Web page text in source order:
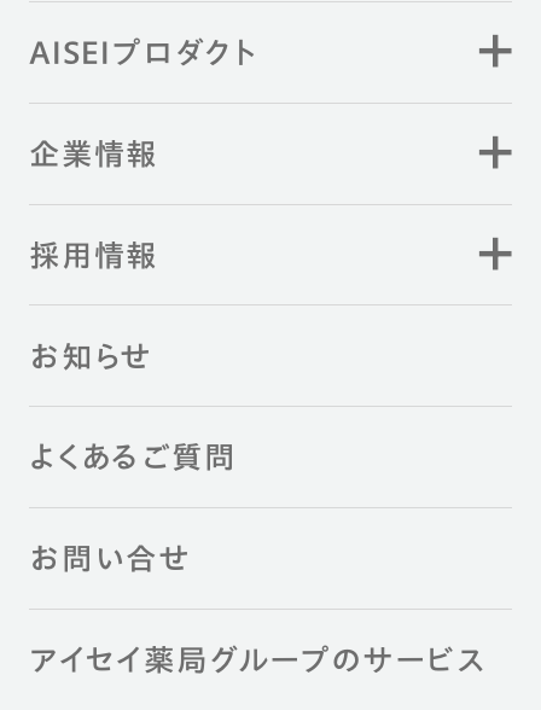
AISEIプロダクト
企業情報
採用情報
お知らせ
よくあるご質問
お問い合せ
アイセイ薬局グループのサービス